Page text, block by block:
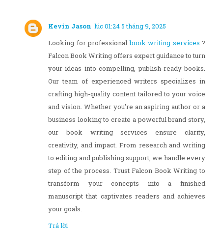
Kevin Jason lúc 01:24 5 tháng 9, 2025
Looking for professionalbook writing services ?
Falcon Book Writing offers expert guidance to turn
your ideas into compelling, publish-ready books.
Our team of experienced writers specializes in
crafting high-quality content tailored to your voice
and vision. Whether you’re an aspiring author or a
business looking to create a powerful brand story,
our book writing services ensure clarity,
creativity, and impact. From research and writing
to editing and publishing support, we handle every
step of the process. Trust Falcon Book Writing to
transform your concepts into a finished
manuscript that captivates readers and achieves
your goals.
Trả lời